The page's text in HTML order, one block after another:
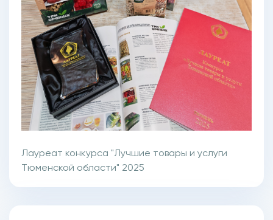
Лауреат конкурса "Лучшие товары и услуги
Тюменской области" 2025